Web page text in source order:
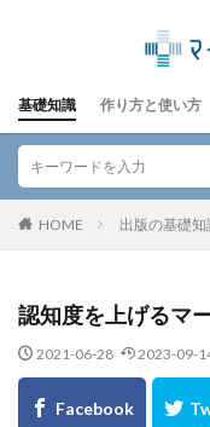
基礎知識 作り方と使い方
HOME 出版の基礎知
認知度を上げるマ
2021-06-28 2023-09-